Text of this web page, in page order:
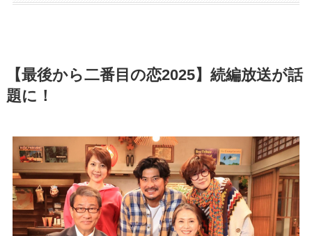
【最後から二番目の恋2025】続編放送が話
題に！